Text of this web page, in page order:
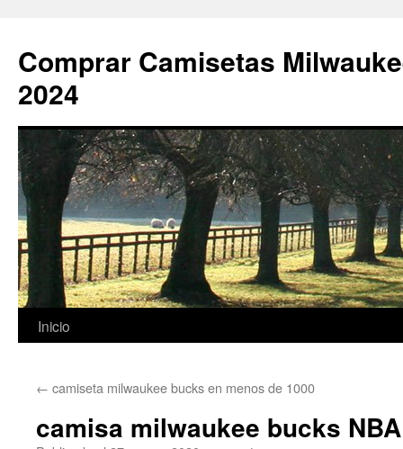
Comprar Camisetas
2024
Saltar
contenido
Inicio
← camiseta milwaukee bucks en menos de 1000
camisa milwaukee bucks NBA